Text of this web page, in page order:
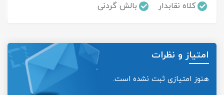
کلاه نقابدار
بالش گردنی
امتیاز و نظرات
هنوز امتیازی ثبت نشده است.